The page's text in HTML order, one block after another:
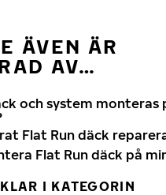
ÄVEN ÄR
AV…
och system monteras
Flat Run däck
Flat Run däck på
I KATEGORIN